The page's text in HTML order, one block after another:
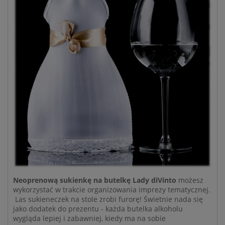
Neoprenową sukienkę na butelkę Lady diVinto możesz
wykorzystać w trakcie organizowania imprezy tematycznej.
Las sukieneczek na stole zrobi furorę! Świetnie nada się
jako dodatek do prezentu - każda butelka alkoholu
wygląda lepiej i zabawniej, kiedy ma na sobie
prywatności w związku z
czym nie mamy wpływu na
prowadzoną przez
dostawców politykę
prywatności oraz
wykorzystywania przez nich
plików Cookies.
Wszelkie pytania oraz
zgłoszenia możesz kierować
Inspektora Ochrony Danych,
lub nr
telefonu+48 693 713 987